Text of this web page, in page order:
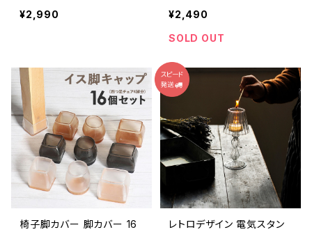
わいい TBCL001
¥2,990
DSY
¥2,490
SOLD OUT
椅子脚カバー 脚カバー 16
レトロデザイン 電気スタン